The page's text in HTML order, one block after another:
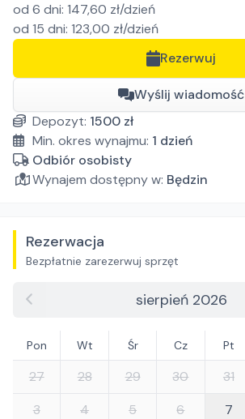
od 6 dni: 147,60 zł/dzień
od 15 dni: 123,00 zł/dzień
Rezerwuj
Wyślij wiadomość
Depozyt: 1500 zł
Min. okres wynajmu: 1 dzień
Odbiór osobisty
Wynajem dostępny w: Będzin
Rezerwacja
Bezpłatnie zarezerwuj sprzęt
sierpień 2026
Pon Wt Śr Cz Pt
27 28 29 30 31
3
4 5 6 7